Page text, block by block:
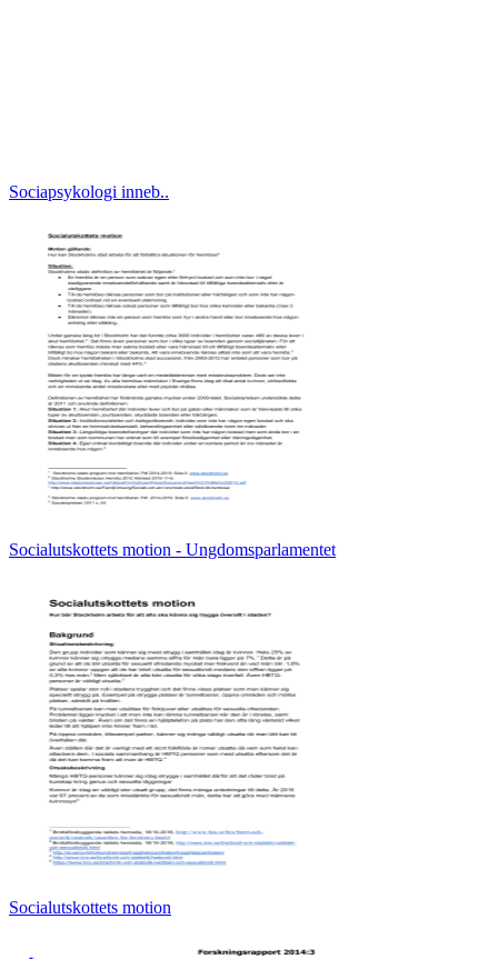
Sociapsykologi inneb..
Socialutskottets motion - Ungdomsparlamentet
Socialutskottets motion